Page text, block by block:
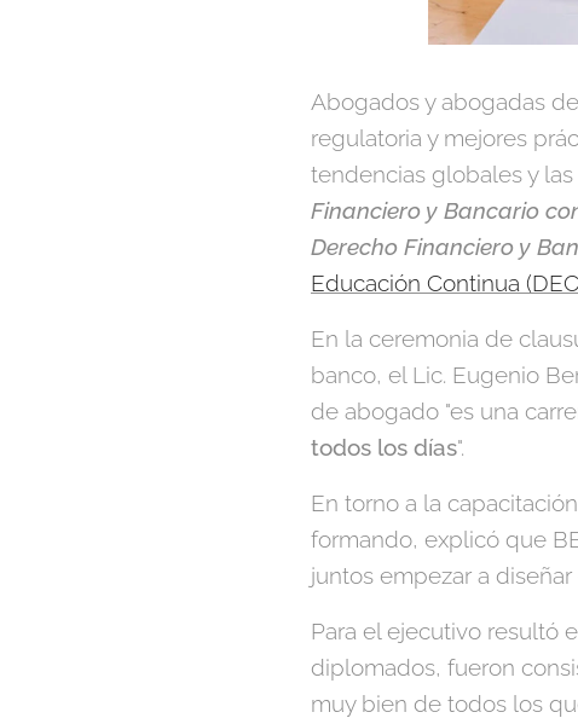
Abogados y abogadas
regulatoria y mejores
tendencias globales y
Financiero y Bancario
Derecho Financiero y
Educación Continua
En la ceremonia de
banco, el Lic. Eugenio
de abogado "es una
todos los días".
En torno a la
formando, explicó que
juntos empezar a
Para el ejecutivo resultó
diplomados, fueron
muy bien de todos los